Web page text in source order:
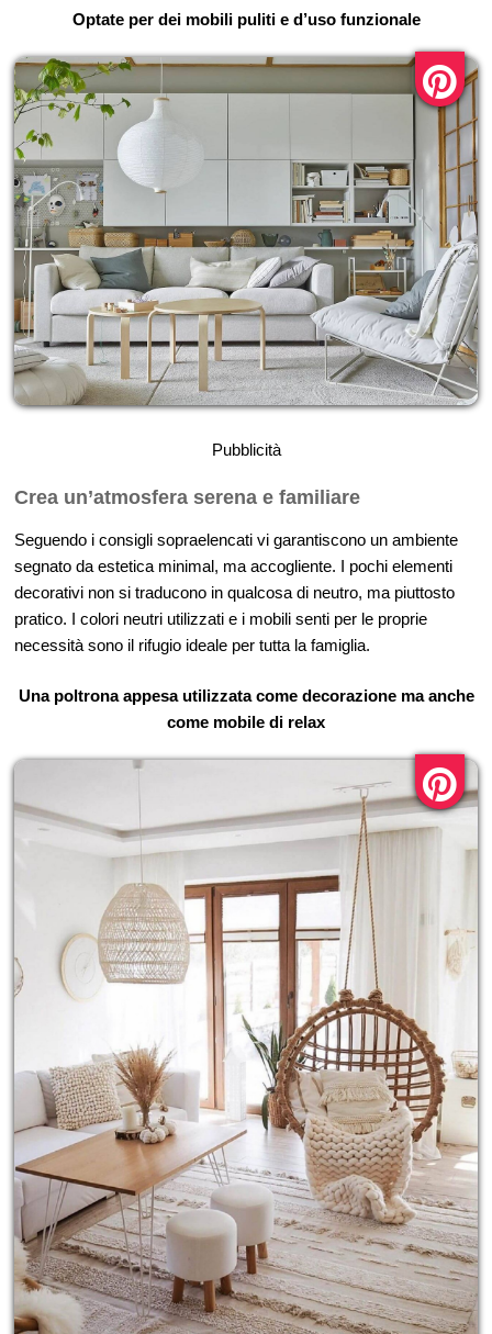
Optate per dei mobili puliti e d’uso funzionale
Pubblicità
Crea un’atmosfera serena e familiare
Seguendo i consigli sopraelencati vi garantiscono un ambiente
segnato da estetica minimal, ma accogliente. I pochi elementi
decorativi non si traducono in qualcosa di neutro, ma piuttosto
pratico. I colori neutri utilizzati e i mobili senti per le proprie
necessità sono il rifugio ideale per tutta la famiglia.
Una poltrona appesa utilizzata come decorazione ma anche
come mobile di relax